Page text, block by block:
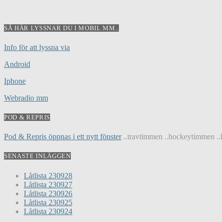
SÅ HÄR LYSSNAR DU I MOBIL MM..
Info för att lyssna via
Android
Iphone
Webradio mm
POD & REPRIS
Pod & Repris öppnas i ett nytt fönster..travtimmen ..hockeytimmen
SENASTE INLÄGGEN
Låtlista 230928
Låtlista 230927
Låtlista 230926
Låtlista 230925
Låtlista 230924